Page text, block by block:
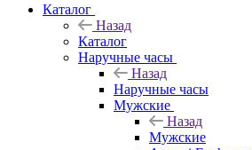
Каталог
Назад
Каталог
Наручные часы
Назад
Наручные часы
Мужские
Назад
Мужские